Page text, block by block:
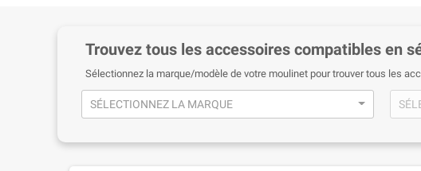
Trouvez tous les accessoires compatibles en
Sélectionnez la marque/modèle de votre moulinet pour trouver tous les
SÉLECTIONNEZ LA MARQUE